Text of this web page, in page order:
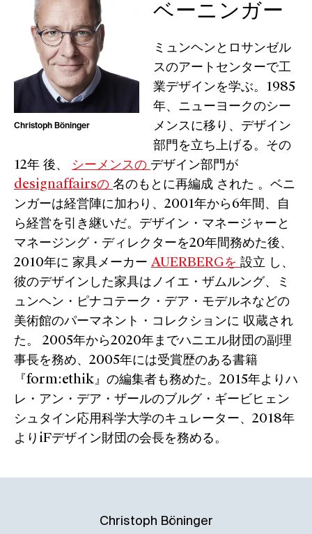
Christoph Böninger
ベーニンガー
ミュンヘンとロサンゼル
スのアートセンターで工
業デザインを学ぶ。1985
年、ニューヨークのシー
メンスに移り、デザイン
部門を立ち上げる。その
12年 後、 シーメンスの デザイン部門が
designaffairsの 名のもとに再編成 された 。ベニ
ンガーは経営陣に加わり、2001年から6年間、自
ら経営を引き継いだ。デザイン・マネージャーと
マネージング・ディレクターを20年間務めた後、
2010年に 家具メーカー AUERBERGを 設立 し、
彼のデザインした家具はノイエ・ザムルング、ミ
ュンヘン・ピナコテーク・デア・モデルネなどの
美術館のパーマネント・コレクションに 収蔵され
た。 2005年から2020年までハニエル財団の副理
事長を務め、2005年には受賞歴のある書籍
『form:ethik』の編集者も務めた。2015年よりハ
レ・アン・デア・ザールのブルグ・ギービヒェン
シュタイン応用科学大学のキュレーター、2018年
よりiFデザイン財団の会長を務める。
Christoph Böninger